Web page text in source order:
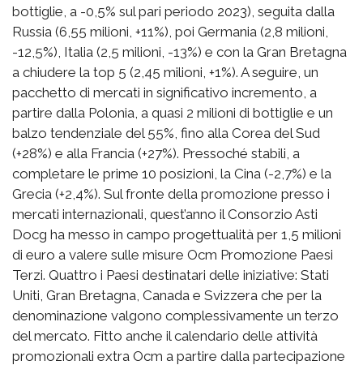
bottiglie, a -0,5% sul pari periodo 2023), seguita dalla
Russia (6,55 milioni, +11%), poi Germania (2,8 milioni,
-12,5%), Italia (2,5 milioni, -13%) e con la Gran Bretagna
a chiudere la top 5 (2,45 milioni, +1%). A seguire, un
pacchetto di mercati in significativo incremento, a
partire dalla Polonia, a quasi 2 milioni di bottiglie e un
balzo tendenziale del 55%, fino alla Corea del Sud
(+28%) e alla Francia (+27%). Pressoché stabili, a
completare le prime 10 posizioni, la Cina (-2,7%) e la
Grecia (+2,4%). Sul fronte della promozione presso i
mercati internazionali, quest’anno il Consorzio Asti
Docg ha messo in campo progettualità per 1,5 milioni
di euro a valere sulle misure Ocm Promozione Paesi
Terzi. Quattro i Paesi destinatari delle iniziative: Stati
Uniti, Gran Bretagna, Canada e Svizzera che per la
denominazione valgono complessivamente un terzo
del mercato. Fitto anche il calendario delle attività
promozionali extra Ocm a partire dalla partecipazione